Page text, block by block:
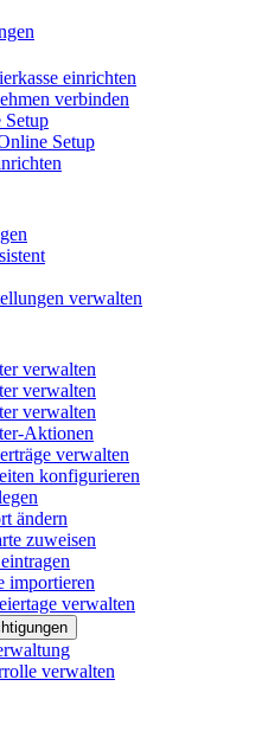
einrichten
verbinden
Setup
Setup
verwalten
verwalten
verwalten
verwalten
Aktionen
verwalten
konfigurieren
ändern
zuweisen
importieren
verwalten
verwalten